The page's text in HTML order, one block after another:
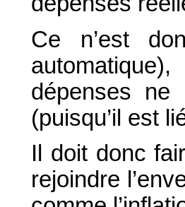
Ce n’est
dépenses ne
(puisqu’il est
Il doit donc
rejoindre